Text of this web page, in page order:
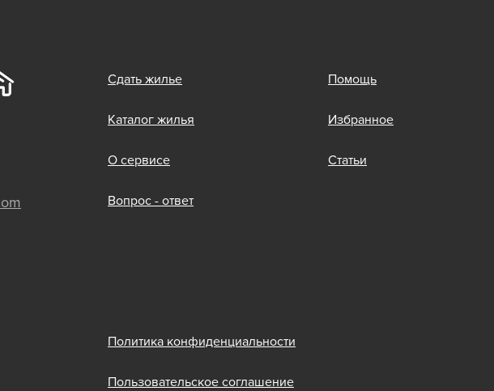
Сдать жилье
Каталог жилья
О сервисе
Вопрос - ответ
Помощь
Избранное
Статьи
Политика конфиденциальности
Пользовательское соглашение